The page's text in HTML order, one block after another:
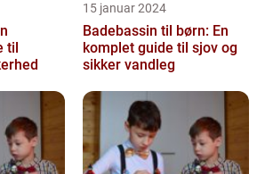
til
15 januar 2024
Badebassin til børn: En
komplet guide til sjov og
sikker vandleg